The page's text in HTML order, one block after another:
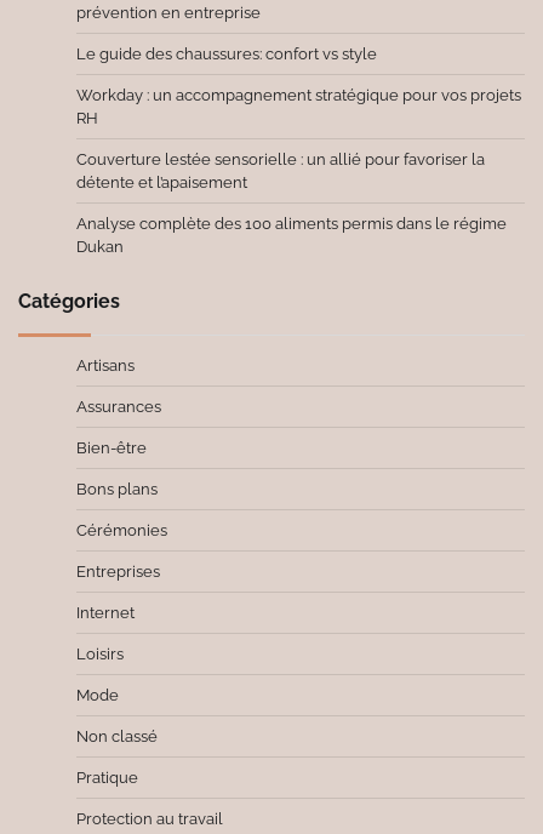
prévention en entreprise
Le guide des chaussures: confort vs style
Workday : un accompagnement stratégique pour vos projets
RH
Couverture lestée sensorielle : un allié pour favoriser la
détente et l’apaisement
Analyse complète des 100 aliments permis dans le régime
Dukan
Catégories
Artisans
Assurances
Bien-être
Bons plans
Cérémonies
Entreprises
Internet
Loisirs
Mode
Non classé
Pratique
Protection au travail